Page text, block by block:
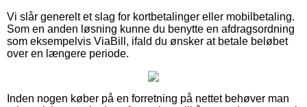
Vi slår generelt et slag for kortbetalinger eller mobilbetaling.
Som en anden løsning kunne du benytte en afdragsordning
som eksempelvis ViaBill, ifald du ønsker at betale beløbet
over en længere periode.
Inden nogen køber på en forretning på nettet behøver man